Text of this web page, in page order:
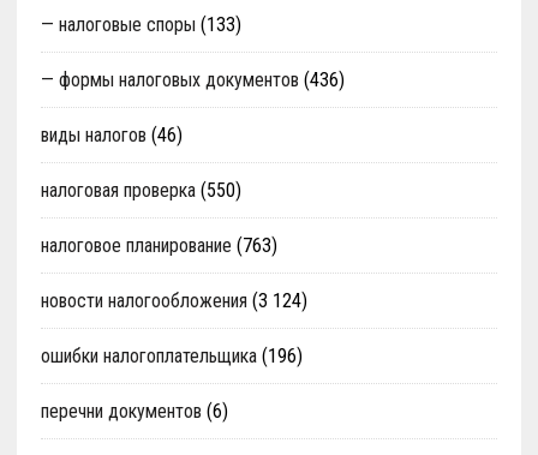
— налоговые споры (133)
— формы налоговых документов (436)
виды налогов (46)
налоговая проверка(550)
налоговое планирование (763)
новости налогообложения (3 124)
ошибки налогоплательщика(196)
перечни документов (6)